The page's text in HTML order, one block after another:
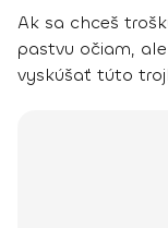
Ak sa chceš
pastvu očiam,
vyskúšať túto